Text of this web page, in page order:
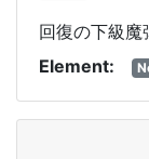
回復の下級魔
Element